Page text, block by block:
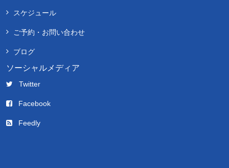
スケジュール
ご予約・お問い合わせ
ブログ
ソーシャルメディア
Twitter
Facebook
Feedly